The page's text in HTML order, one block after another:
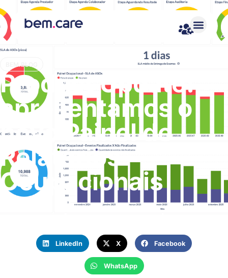
BEM.BLOG
Product Update:
apresentamos o
novo Painel de
Relatórios
Ocupacionais
LinkedIn X Facebook
WhatsApp